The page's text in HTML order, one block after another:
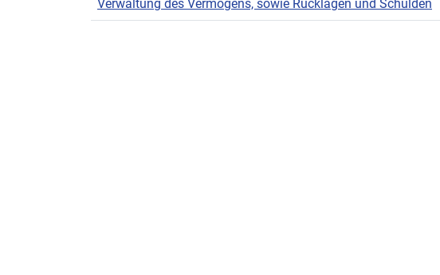
Verwaltung des Vermögens, sowie Rücklagen und Schulden